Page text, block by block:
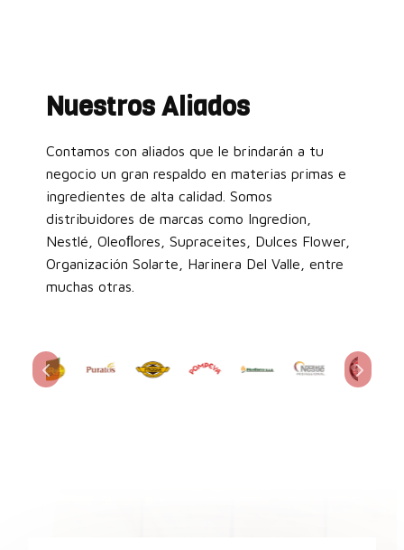
Nuestros Aliados
Contamos con aliados que le brindarán a tu
negocio un gran respaldo en materias primas e
ingredientes de alta calidad. Somos
distribuidores de marcas como Ingredion,
Nestlé, Oleoﬂores, Supraceites, Dulces Flower,
Organización Solarte, Harinera Del Valle, entre
muchas otras.